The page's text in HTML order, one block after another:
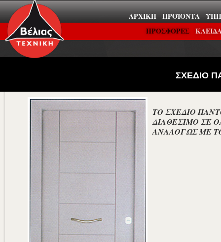
ΑΡΧΙΚΉ ΠΡΟΪΌΝΤΑ
ΠΡΟΣΦΟΡΕΣ
ΣΧΕΔΙΟ
ΤΟ ΣΧΕΔΙΟ
ΔΙΑΘΕΣΙΜΟ ΣΕ
ΑΝΑΛΟΓΩΣ ΜΕ ΤΟ